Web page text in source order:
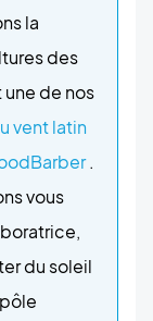
la
des
de nos
vent latin
.
vous
du soleil